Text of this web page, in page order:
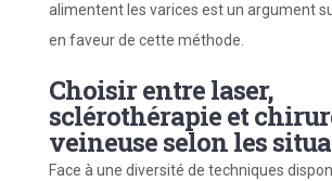
alimentent les varices est un argument
en faveur de cette méthode.
Choisir entre laser,
sclérothérapie et
veineuse selon les
Face à une diversité de techniques